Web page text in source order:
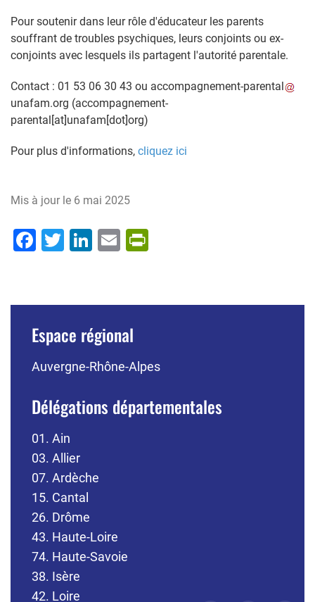
Pour soutenir dans leur rôle d'éducateur les parents
souffrant de troubles psychiques, leurs conjoints ou ex-
conjoints avec lesquels ils partagent l'autorité parentale.
Contact : 01 53 06 30 43 ou accompagnement-parental
unafam.org (accompagnement-
parental[at]unafam[dot]org)
Pour plus d'informations, cliquez ici
Mis à jour le 6 mai 2025
Facebook
Twitter
LinkedIn
Email
Espace régional
Auvergne-Rhône-Alpes
Délégations départementales
01. Ain
03. Allier
07. Ardèche
15. Cantal
26. Drôme
43. Haute-Loire
74. Haute-Savoie
38. Isère
42. Loire